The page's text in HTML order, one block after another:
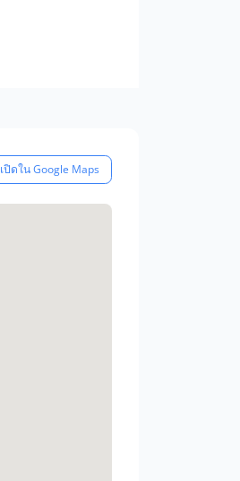
เปิดใน Google Maps